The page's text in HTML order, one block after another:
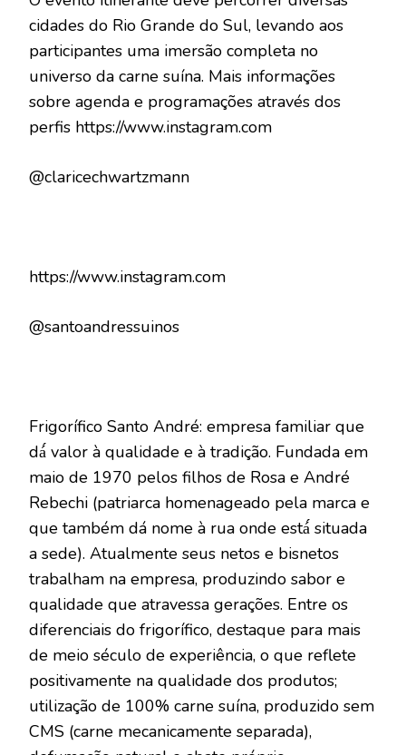
cidades do Rio Grande do Sul, levando aos
participantes uma imersão completa no
universo da carne suína. Mais informações
sobre agenda e programações através dos
perfis https://www.instagram.com
@claricechwartzmann
https://www.instagram.com
@santoandressuinos
Frigorífico Santo André: empresa familiar que
dá́ valor à qualidade e à tradição. Fundada em
maio de 1970 pelos filhos de Rosa e André
Rebechi (patriarca homenageado pela marca e
que também dá nome à rua onde está́ situada
a sede). Atualmente seus netos e bisnetos
trabalham na empresa, produzindo sabor e
qualidade que atravessa gerações. Entre os
diferenciais do frigorífico, destaque para mais
de meio século de experiência, o que reflete
positivamente na qualidade dos produtos;
utilização de 100% carne suína, produzido sem
CMS (carne mecanicamente separada),